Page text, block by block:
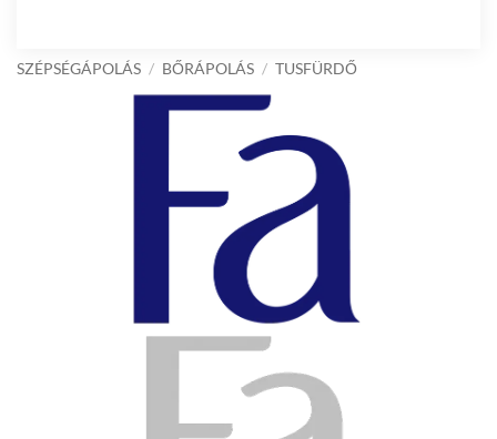
SZÉPSÉGÁPOLÁS / BŐRÁPOLÁS / TUSFÜRDŐ